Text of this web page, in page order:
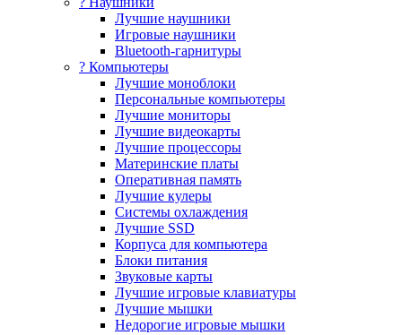
Лучшие наушники
Игровые наушники
Bluetooth-гарнитуры
?️ Компьютеры
Лучшие моноблоки
Персональные компьютеры
Лучшие мониторы
Лучшие видеокарты
Лучшие процессоры
Материнские платы
Оперативная память
Лучшие кулеры
Системы охлаждения
Лучшие SSD
Корпуса для компьютера
Блоки питания
Звуковые карты
Лучшие игровые клавиатуры
Лучшие мышки
Недорогие игровые мышки